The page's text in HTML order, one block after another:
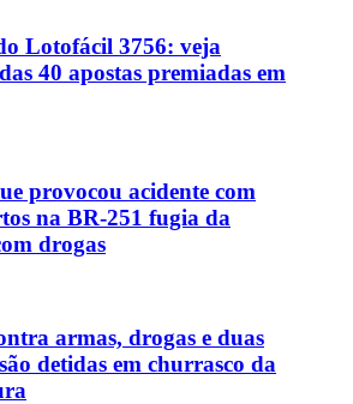
Lotofácil 3756: veja
40 apostas premiadas em
provocou acidente com
na BR-251 fugia da
drogas
armas, drogas e duas
detidas em churrasco da